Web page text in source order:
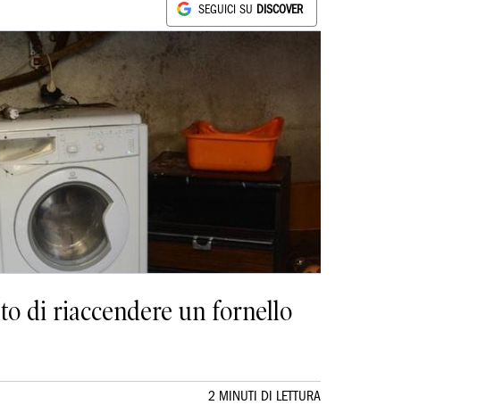
SEGUICI SU DISCOVER
di riaccendere un fornello
2 MINUTI DI LETTURA